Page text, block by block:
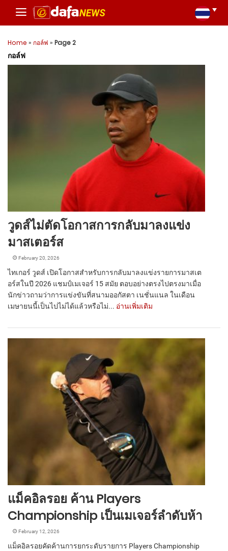
Home » กอล์ฟ » Page 2
กอล์ฟ
วูดส์ไม่ตัดโอกาสการกลับมาลงแข่ง
มาสเตอร์ส
February 20, 2026
ไทเกอร์ วูดส์ เปิดโอกาสสำหรับการกลับมาลงแข่งรายการมาสเต
อร์สในปี 2026 แชมป์เมเจอร์ 15 สมัย ตอบอย่างตรงไปตรงมาเมื่อ
นักข่าวถามว่าการแข่งขันที่สนามออกัสตา เนชั่นแนล ในเดือน
เมษายนนี้เป็นไปไม่ได้แล้วหรือไม่... อ่านเพิ่มเติม
แม็คอิลรอย ค้าน Players
Championship เป็นเมเจอร์ลำดับห้า
February 12, 2026
แม็คอิลรอยคัดค้านการยกระดับรายการ Players Championship